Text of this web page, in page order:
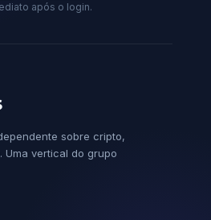
após o login.
sobre cripto,
vertical do grupo